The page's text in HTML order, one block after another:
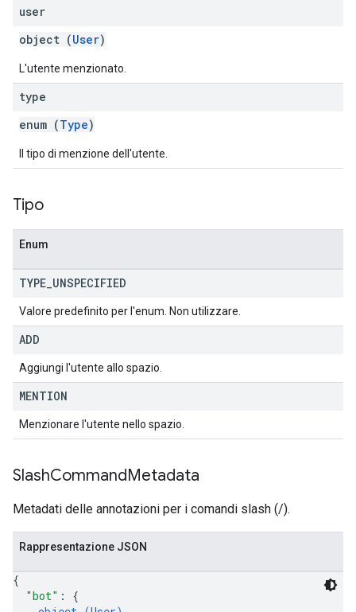
user
object (User)
L'utente menzionato.
type
enum (Type)
Il tipo di menzione dell'utente.
Tipo
Enum
TYPE UNSPECIFIED
Valore predefinito per l'enum. Non utilizzare.
ADD
Aggiungi l'utente allo spazio.
MENTION
Menzionare l'utente nello spazio.
SlashCommandMetadata
Metadati delle annotazioni per i comandi slash (/).
Rappresentazione JSON
{
"bot" : {